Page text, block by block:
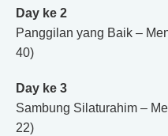
Day ke 2
Panggilan yang Baik –
40)
Day ke 3
Sambung Silaturahim –
22)